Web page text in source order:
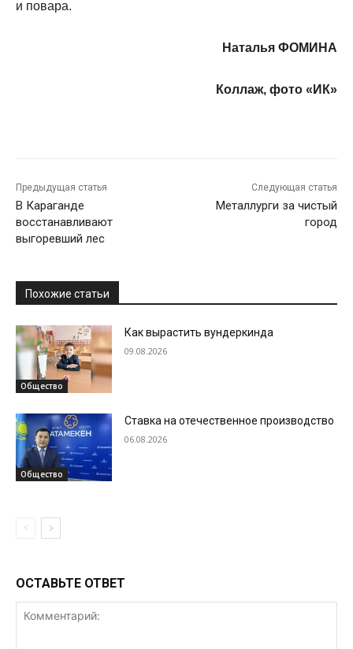
и повара.
Наталья ФОМИНА
Коллаж, фото «ИК»
Предыдущая статья
В Караганде
восстанавливают
выгоревший лес
Следующая статья
Металлурги за чистый
город
Похожие статьи
Общество
Как вырастить вундеркинда
09.08.2026
Общество
Ставка на отечественное производство
06.08.2026
ОСТАВЬТЕ ОТВЕТ